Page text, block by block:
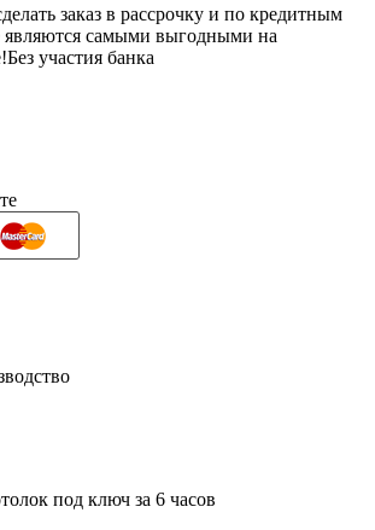
заказ в рассрочку и по кредитным
являются самыми выгодными на
Без участия банка
под ключ за 6 часов